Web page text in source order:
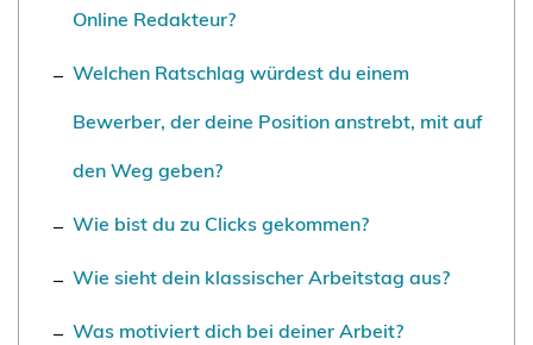
Online Redakteur?
Welchen Ratschlag würdest du einem
Bewerber, der deine Position anstrebt, mit auf
den Weg geben?
Wie bist du zu Clicks gekommen?
Wie sieht dein klassischer Arbeitstag aus?
Was motiviert dich bei deiner Arbeit?